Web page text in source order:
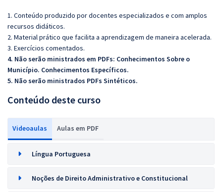
1. Conteúdo produzido por docentes especializados e com amplos
recursos didáticos.
2. Material prático que facilita a aprendizagem de maneira acelerada.
3. Exercícios comentados.
4. Não serão ministrados em PDFs: Conhecimentos Sobre o
Município. Conhecimentos Específicos.
5. Não serão ministrados PDFs Sintéticos.
Conteúdo deste curso
Videoaulas Aulas em PDF
Língua Portuguesa
Noções de Direito Administrativo e Constitucional